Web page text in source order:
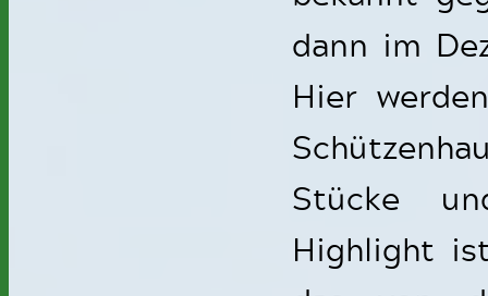
dann im
Hier
Stücke
Highlight